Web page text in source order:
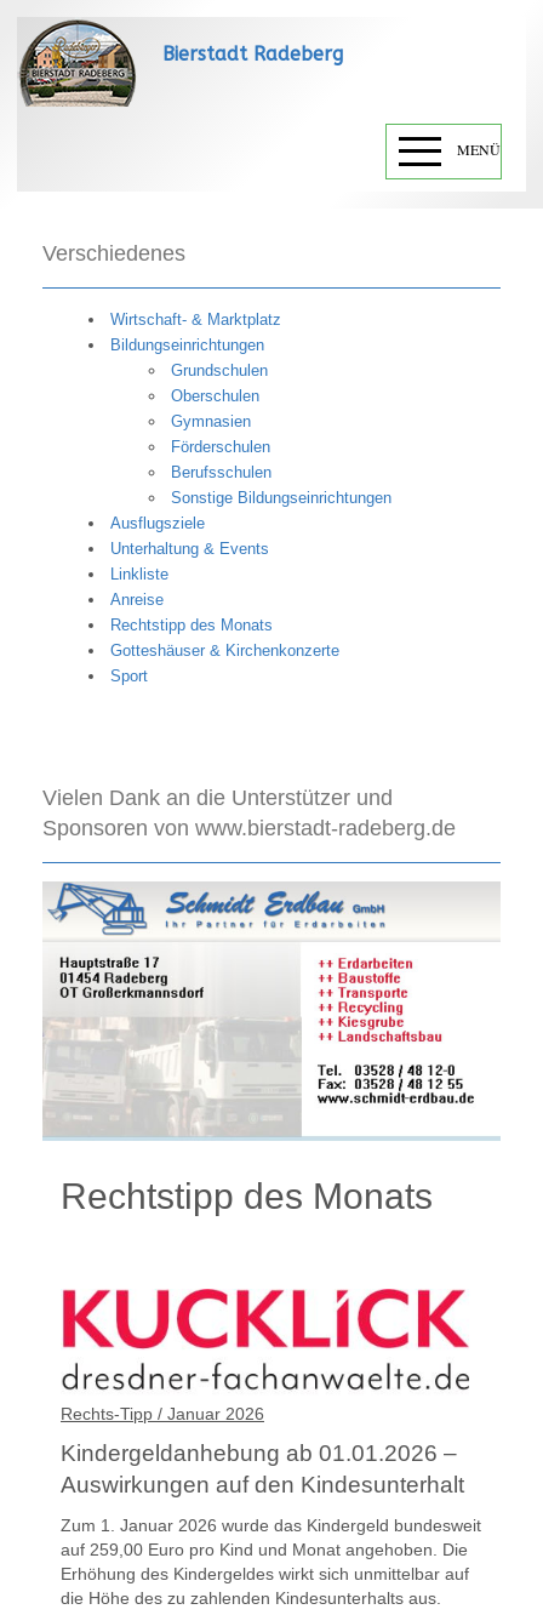
Bierstadt Radeberg
MENÜ
Verschiedenes
Wirtschaft- & Marktplatz
Bildungseinrichtungen
Grundschulen
Oberschulen
Gymnasien
Förderschulen
Berufsschulen
Sonstige Bildungseinrichtungen
Ausflugsziele
Unterhaltung & Events
Linkliste
Anreise
Rechtstipp des Monats
Gotteshäuser & Kirchenkonzerte
Sport
Vielen Dank an die Unterstützer und
Sponsoren von www.bierstadt-radeberg.de
Rechtstipp des Monats
Rechts-Tipp / Januar 2026
Kindergeldanhebung ab 01.01.2026 –
Auswirkungen auf den Kindesunterhalt
Zum 1. Januar 2026 wurde das Kindergeld bundesweit
auf 259,00 Euro pro Kind und Monat angehoben. Die
Erhöhung des Kindergeldes wirkt sich unmittelbar auf
die Höhe des zu zahlenden Kindesunterhalts aus.